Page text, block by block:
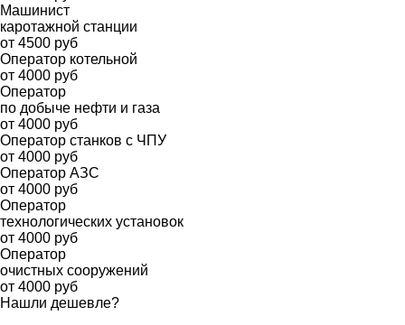
Машинист
каротажной станции
от 4500 руб
Оператор котельной
от 4000 руб
Оператор
по добыче нефти и газа
от 4000 руб
Оператор станков с ЧПУ
от 4000 руб
Оператор АЗС
от 4000 руб
Оператор
технологических установок
от 4000 руб
Оператор
очистных сооружений
от 4000 руб
Нашли дешевле?